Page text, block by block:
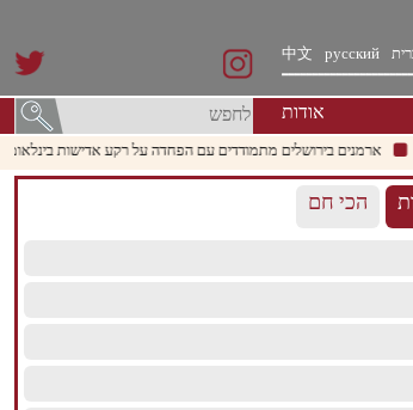
русский
中文
אודות
ארמנים בירושלים מתמודדים עם הפחדה על רקע אדישות בינלאומית
הכי חם